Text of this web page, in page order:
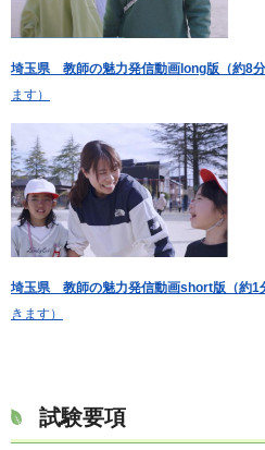
埼玉県 教師の魅力発信動画long版（約8
ます）
埼玉県 教師の魅力発信動画short版（約1
きます）
試験要項